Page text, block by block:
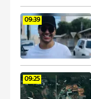
09:39
09:25